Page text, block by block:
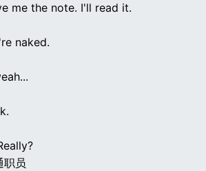
me the note. I'll read it.
naked.
职员